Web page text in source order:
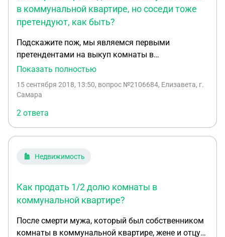
в коммунальной квартире, но соседи тоже
претендуют, как быть?
Подскажите пож, мы являемся первыми
претендентами на выкуп комнаты в
коммунальной квартире,но так же соседи начали
может ее продать в первую очередь? И кто это
Показать полностью
15 сентября 2018, 13:50, вопрос №2106684, Елизавета, г.
Самара
2 ответа
Недвижимость
Как продать 1/2 долю комнаты в
коммунальной квартире?
После смерти мужа, который был собственником
комнаты в коммунальной квартире, жене и отцу